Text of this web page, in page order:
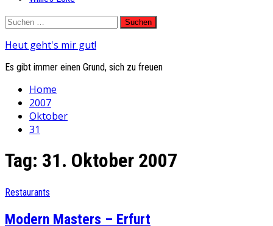
Skip
content
Suchen
Heut geht's mir gut!
Es gibt immer einen Grund, sich zu freuen
Home
2007
Oktober
31
Tag: 31. Oktober 2007
Restaurants
Modern Masters – Erfurt